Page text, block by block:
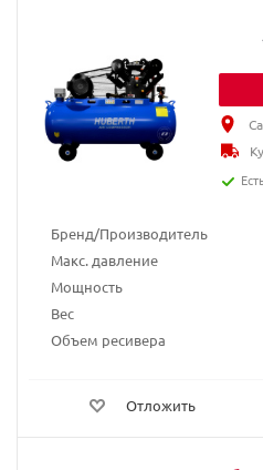
Бренд/Производитель
Макс. давление
Мощность
Вес
Объем ресивера
Отложить